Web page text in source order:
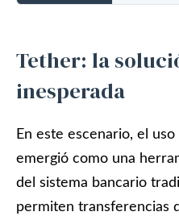
Tether: la
inesperada
En este escenario, el
emergió como una
del sistema bancario
permiten transferencias